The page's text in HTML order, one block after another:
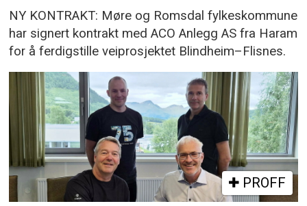
NY KONTRAKT: Møre og Romsdal fylkeskommune
har signert kontrakt med ACO Anlegg AS fra Haram
for å ferdigstille veiprosjektet Blindheim–Flisnes.
PROFF